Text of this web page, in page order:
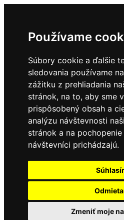
Používame
Súbory cookie a ďalšie
sledovania používame
zážitku z prehliadania
stránok, na to, aby sme
prispôsobený obsah a
analýzu návštevnosti
stránok a na
návštevníci prichádzajú.
Zmeniť moje